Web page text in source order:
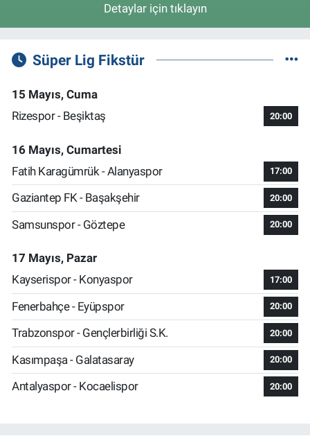
Detaylar için tıklayın
Süper Lig Fikstür
15 Mayıs, Cuma
Rizespor - Beşiktaş
20:00
16 Mayıs, Cumartesi
Fatih Karagümrük - Alanyaspor
17:00
Gaziantep FK - Başakşehir 20:00
Samsunspor - Göztepe 20:00
17 Mayıs, Pazar
Kayserispor - Konyaspor
17:00
Fenerbahçe - Eyüpspor 20:00
Trabzonspor - Gençlerbirliği S.K. 20:00
Kasımpaşa - Galatasaray 20:00
Antalyaspor - Kocaelispor 20:00